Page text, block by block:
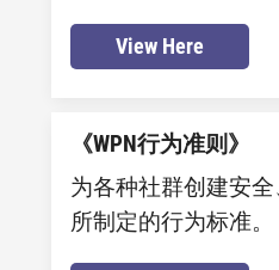
View Here
《WPN行为准则》
为各种社群创建安
所制定的行为标准。